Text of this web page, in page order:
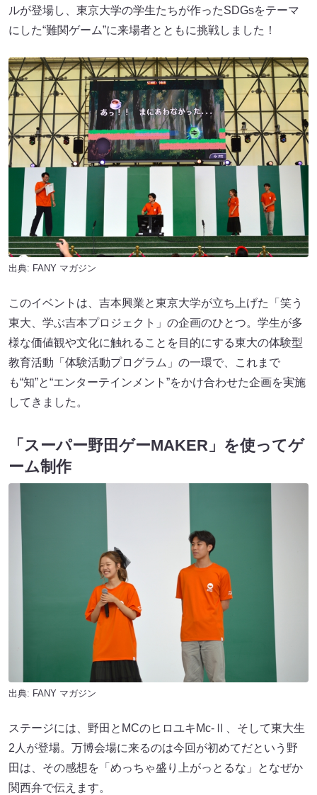
ルが登場し、東京大学の学生たちが作ったSDGsをテーマ
にした“難関ゲーム”に来場者とともに挑戦しました！
出典: FANY マガジン
このイベントは、吉本興業と東京大学が立ち上げた「笑う
東大、学ぶ吉本プロジェクト」の企画のひとつ。学生が多
様な価値観や文化に触れることを目的にする東大の体験型
教育活動「体験活動プログラム」の一環で、これまで
も“知”と“エンターテインメント”をかけ合わせた企画を実施
してきました。
「スーパー野田ゲーMAKER」を使ってゲ
ーム制作
出典: FANY マガジン
ステージには、野田とMCのヒロユキMc-Ⅱ、そして東大生
2人が登場。万博会場に来るのは今回が初めてだという野
田は、その感想を「めっちゃ盛り上がっとるな」となぜか
関西弁で伝えます。